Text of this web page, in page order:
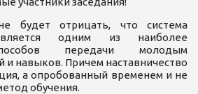
будет отрицать, что система
одним из наиболее
передачи молодым
и навыков. Причем наставничество
а опробованный временем и не
обучения.